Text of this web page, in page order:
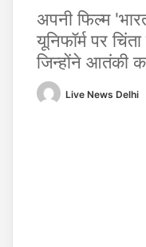
अपनी फिल्म
यूनिफॉर्म पर
जिन्होंने आतंकी
Live News Delhi